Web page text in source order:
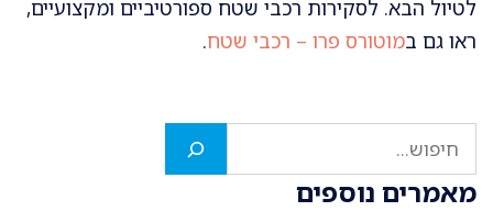
לטיול הבא. לסקירות רכבי שטח ספורטיביים ומקצועיים,
ראו גם במוטורס פרו – רכבי שטח.
חיפוש
מאמרים נוספים